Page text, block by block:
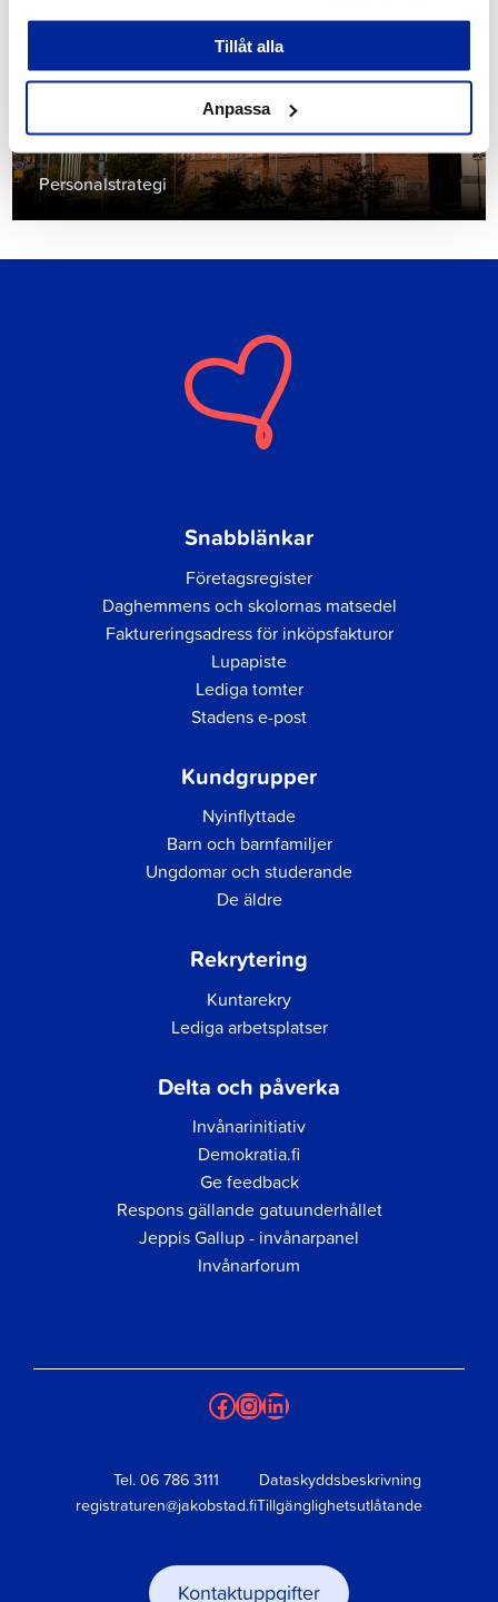
Tillåt alla
Anpassa
Personalstrategi
Snabblänkar
Företagsregister
Daghemmens och skolornas matsedel
Faktureringsadress för inköpsfakturor
Lupapiste
Lediga tomter
Stadens e-post
Kundgrupper
Nyinflyttade
Barn och barnfamiljer
Ungdomar och studerande
De äldre
Rekrytering
Kuntarekry
Lediga arbetsplatser
Delta och påverka
Invånarinitiativ
Demokratia.fi
Ge feedback
Respons gällande gatuunderhållet
Jeppis Gallup - invånarpanel
Invånarforum
Facebook
Instagram
LinkedIn
Tel. 06 786 3111
registraturen@jakobstad.fi
Dataskyddsbeskrivning
Tillgänglighetsutlåtande
Kontaktuppgifter